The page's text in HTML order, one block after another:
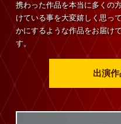
携わった作品を本当に多くの
けている事を大変嬉しく思っ
かにするような作品をお届け
す。
出演